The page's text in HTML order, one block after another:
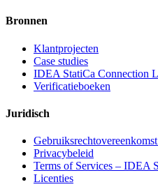
Bronnen
Klantprojecten
Case studies
IDEA StatiCa Connection
Verificatieboeken
Juridisch
Privacybeleid
Terms of Services – IDEA
Licenties